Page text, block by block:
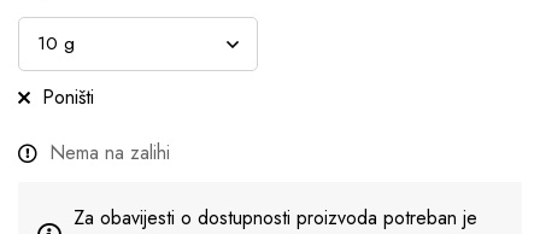
Poništi
Nema na zalihi
Za obavijesti o dostupnosti proizvoda potreban je